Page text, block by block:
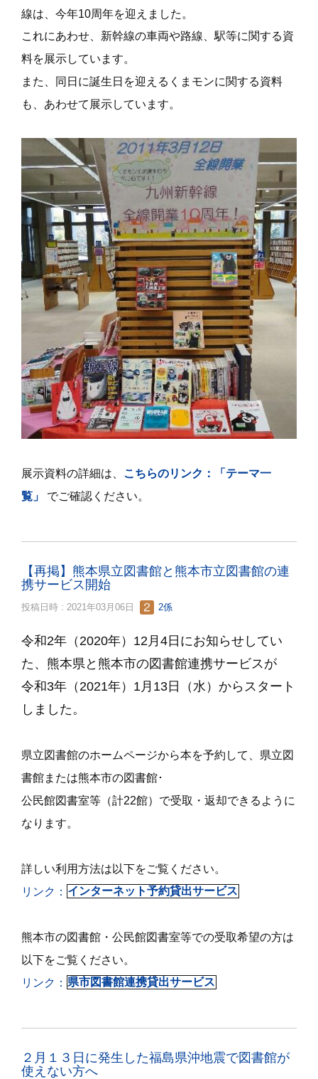
線は、今年10周年を迎えました。
これにあわせ、新幹線の車両や路線、駅等に関する資
料を展示しています。
また、同日に誕生日を迎えるくまモンに関する資料
も、あわせて展示しています。
展示資料の詳細は、 こちらのリンク：「テーマ一
覧」
でご確認ください。
【再掲】熊本県立図書館と熊本市立図書館の連
携サービス開始
投稿日時 : 2021年03月06日 2係
令和2年（2020年）12月4日にお知らせしてい
た、熊本県と熊本市の図書館連携サービスが
令和3年（2021年）1月13日（水）からスタート
しました。
県立図書館のホームページから本を予約して、県立図
書館または熊本市の図書館･
公民館図書室等（計22館）で受取・返却できるように
なります。
詳しい利用方法は以下をご覧ください。
リンク： インターネット予約貸出サービス
熊本市の図書館・公民館図書室等での受取希望の方は
以下をご覧ください。
リンク： 県市図書館連携貸出サービス
２月１３日に発生した福島県沖地震で図書館が
使えない方へ